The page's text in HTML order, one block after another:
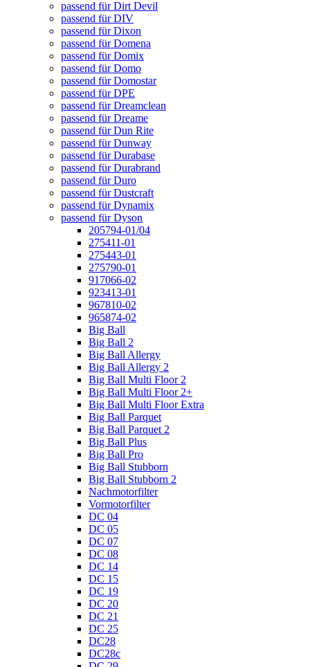
passend für Dirt Devil
passend für DIV
passend für Dixon
passend für Domena
passend für Domix
passend für Domo
passend für Domostar
passend für DPE
passend für Dreamclean
passend für Dreame
passend für Dun Rite
passend für Dunway
passend für Durabase
passend für Durabrand
passend für Duro
passend für Dustcraft
passend für Dynamix
passend für Dyson
205794-01/04
275411-01
275443-01
275790-01
917066-02
923413-01
967810-02
965874-02
Big Ball
Big Ball 2
Big Ball Allergy
Big Ball Allergy 2
Big Ball Multi Floor 2
Big Ball Multi Floor 2+
Big Ball Multi Floor Extra
Big Ball Parquet
Big Ball Parquet 2
Big Ball Plus
Big Ball Pro
Big Ball Stubborn
Big Ball Stubborn 2
Nachmotorfilter
Vormotorfilter
DC 04
DC 05
DC 07
DC 08
DC 14
DC 15
DC 19
DC 20
DC 21
DC 25
DC28
DC28c